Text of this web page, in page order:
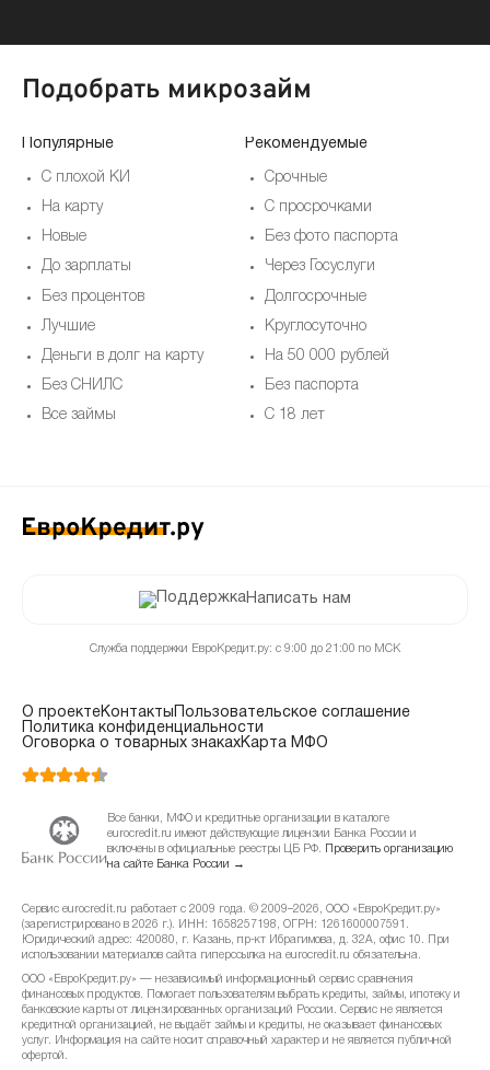
Подобрать микрозайм
Популярные
С плохой КИ
На карту
Новые
До зарплаты
Без процентов
Лучшие
Деньги в долг на карту
Без СНИЛС
Все займы
Рекомендуемые
Срочные
С просрочками
Без фото паспорта
Через Госуслуги
Долгосрочные
Круглосуточно
На 50 000 рублей
Без паспорта
С 18 лет
Написать нам
Служба поддержки ЕвроКредит.ру: с 9:00 до 21:00 по МСК
О проектеКонтакты
Пользовательское соглашение
Политика конфиденциальности
Оговорка о товарных знакахКарта МФО
Все банки, МФО и кредитные организации в каталоге
eurocredit.ru имеют действующие лицензии Банка России и
включены в официальные реестры ЦБ РФ.
Проверить организацию
на сайте Банка России →
Сервис eurocredit.ru работает с 2009 года. © 2009–2026, ООО «ЕвроКредит.ру»
(зарегистрировано в 2026 г.). ИНН: 1658257198, ОГРН: 1261600007591.
Юридический адрес: 420080, г. Казань, пр-кт Ибрагимова, д. 32А, офис 10. При
использовании материалов сайта гиперссылка на eurocredit.ru обязательна.
ООО «ЕвроКредит.ру» — независимый информационный сервис сравнения
финансовых продуктов. Помогает пользователям выбрать кредиты, займы, ипотеку и
банковские карты от лицензированных организаций России. Сервис не является
кредитной организацией, не выдаёт займы и кредиты, не оказывает финансовых
услуг. Информация на сайте носит справочный характер и не является публичной
офертой.